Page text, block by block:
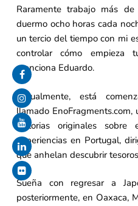
Raramente trabajo más
duermo ocho horas cada
un tercio del tiempo con mi
controlar cómo empieza
menciona Eduardo.
Actualmente, está
llamado
historias originales
experiencias en Portugal,
que anhelan descubrir
Sueña con regresar a
posteriormente, en Oaxaca,